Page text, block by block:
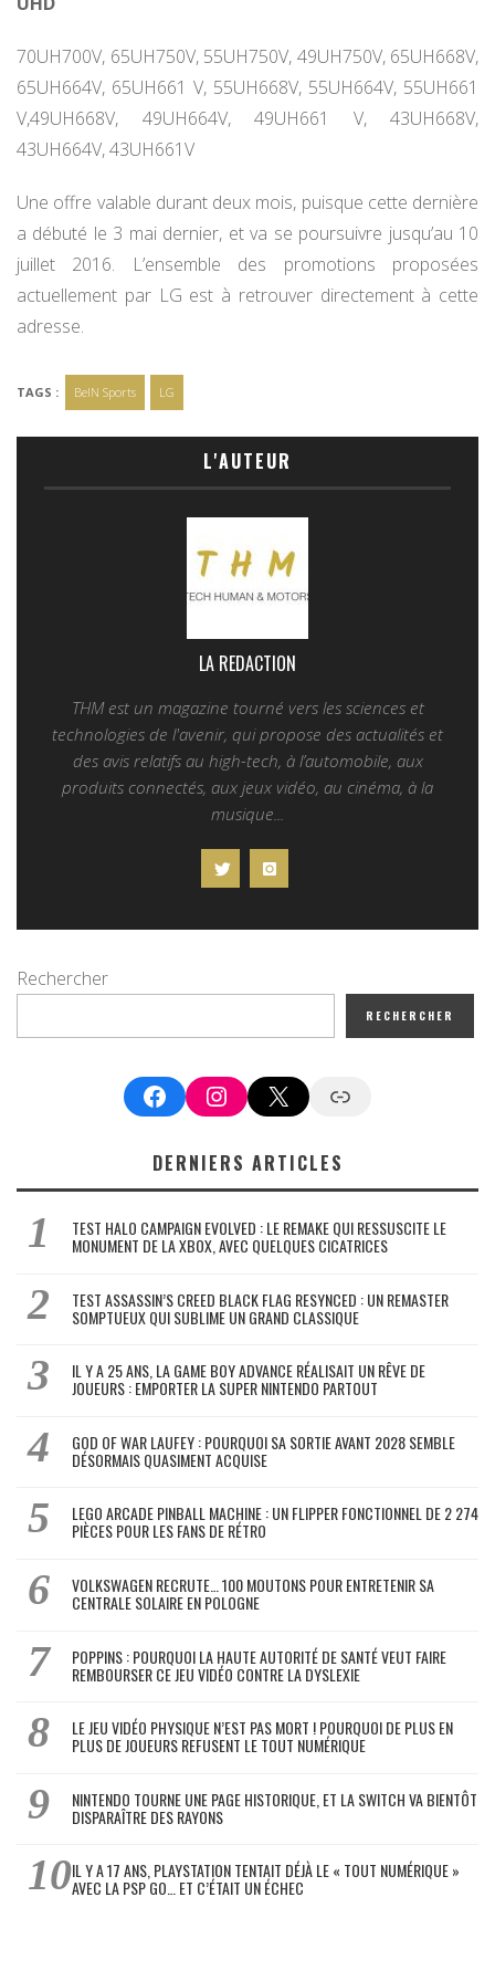
70UH700V, 65UH750V, 55UH750V, 49UH750V, 65UH668V,
65UH664V, 65UH661 V, 55UH668V, 55UH664V, 55UH661
V,49UH668V, 49UH664V, 49UH661 V, 43UH668V,
43UH664V, 43UH661V
Une offre valable durant deux mois, puisque cette dernière
a débuté le 3 mai dernier, et va se poursuivre jusqu’au 10
juillet 2016. L’ensemble des promotions proposées
actuellement par LG est à retrouver directement à cette
adresse.
TAGS : BeIN Sports LG
L'AUTEUR
LA REDACTION
THM est un magazine tourné vers les sciences et
technologies de l'avenir, qui propose des actualités et
des avis relatifs au high-tech, à l’automobile, aux
produits connectés, aux jeux vidéo, au cinéma, à la
musique...
Rechercher
RECHERCHER
FacebookInstagram
X Google News
DERNIERS ARTICLES
TEST HALO CAMPAIGN EVOLVED : LE REMAKE QUI RESSUSCITE LE
MONUMENT DE LA XBOX, AVEC QUELQUES CICATRICES
TEST ASSASSIN’S CREED BLACK FLAG RESYNCED : UN REMASTER
SOMPTUEUX QUI SUBLIME UN GRAND CLASSIQUE
IL Y A 25 ANS, LA GAME BOY ADVANCE RÉALISAIT UN RÊVE DE
JOUEURS : EMPORTER LA SUPER NINTENDO PARTOUT
GOD OF WAR LAUFEY : POURQUOI SA SORTIE AVANT 2028 SEMBLE
DÉSORMAIS QUASIMENT ACQUISE
LEGO ARCADE PINBALL MACHINE : UN FLIPPER FONCTIONNEL DE 2 274
PIÈCES POUR LES FANS DE RÉTRO
VOLKSWAGEN RECRUTE… 100 MOUTONS POUR ENTRETENIR SA
CENTRALE SOLAIRE EN POLOGNE
POPPINS : POURQUOI LA HAUTE AUTORITÉ DE SANTÉ VEUT FAIRE
REMBOURSER CE JEU VIDÉO CONTRE LA DYSLEXIE
LE JEU VIDÉO PHYSIQUE N’EST PAS MORT ! POURQUOI DE PLUS EN
PLUS DE JOUEURS REFUSENT LE TOUT NUMÉRIQUE
NINTENDO TOURNE UNE PAGE HISTORIQUE, ET LA SWITCH VA BIENTÔT
DISPARAÎTRE DES RAYONS
IL Y A 17 ANS, PLAYSTATION TENTAIT DÉJÀ LE « TOUT NUMÉRIQUE »
AVEC LA PSP GO… ET C’ÉTAIT UN ÉCHEC